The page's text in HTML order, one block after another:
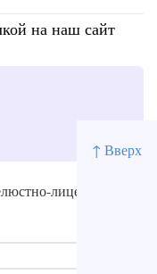
↑ Вверх
на наш сайт
лицевая